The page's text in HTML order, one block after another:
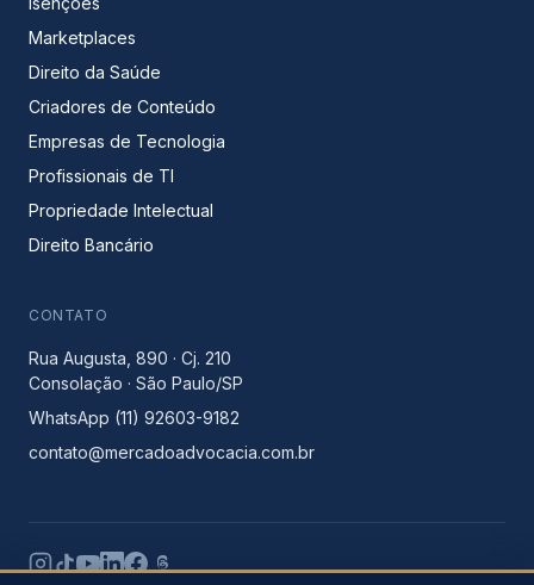
Marketplaces
Direito da Saúde
Criadores de Conteúdo
Empresas de Tecnologia
Profissionais de TI
Propriedade Intelectual
Direito Bancário
CONTATO
Rua Augusta, 890 · Cj. 210
Consolação · São Paulo/SP
WhatsApp (11) 92603-9182
contato@mercadoadvocacia.com.br